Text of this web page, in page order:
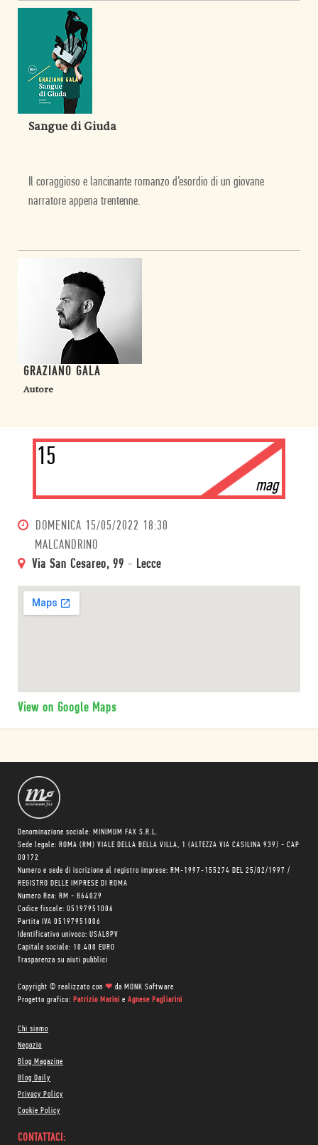
Sangue di Giuda
Il coraggioso e lancinante romanzo d’esordio di un giovane
narratore appena trentenne.
GRAZIANO GALA
Autore
15
mag
DOMENICA 15/05/2022 18:30
MALCANDRINO
Via San Cesareo, 99 - Lecce
View on Google Maps
Denominazione sociale: MINIMUM FAX S.R.L.
Sede legale: ROMA (RM) VIALE DELLA BELLA VILLA, 1 (ALTEZZA VIA CASILINA 939) - CAP
00172
Numero e sede di iscrizione al registro imprese: RM-1997-155274 DEL 25/02/1997 /
REGISTRO DELLE IMPRESE DI ROMA
Numero Rea: RM - 864029
Codice fiscale: 05197951006
Partita IVA 05197951006
Identificativo univoco: USAL8PV
Capitale sociale: 10.400 EURO
Trasparenza su aiuti pubblici
Copyright © realizzato con ❤ da MONK Software
Progetto grafico: Patrizio Marini e Agnese Pagliarini
Chi siamo
Negozio
Blog Magazine
Blog Daily
Privacy Policy
Cookie Policy
CONTATTACI: